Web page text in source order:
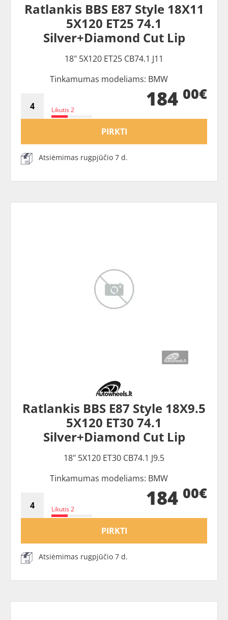
Ratlankis BBS E87 Style 18X11
5X120 ET25 74.1
Silver+Diamond Cut Lip
18" 5X120 ET25 CB74.1 J11
Tinkamumas modeliams: BMW
Likutis 2 184 00€
PIRKTI
Atsiėmimas rugpjūčio 7 d.
Ratlankis BBS E87 Style 18X9.5
5X120 ET30 74.1
Silver+Diamond Cut Lip
18" 5X120 ET30 CB74.1 J9.5
Tinkamumas modeliams: BMW
Likutis 2 184 00€
PIRKTI
Atsiėmimas rugpjūčio 7 d.